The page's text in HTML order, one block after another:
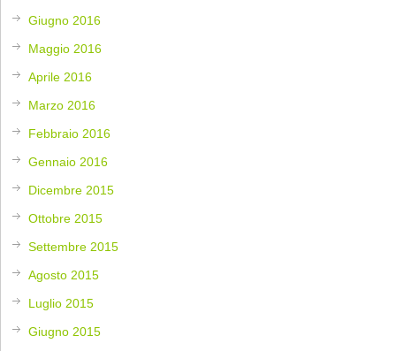
Giugno 2016
Maggio 2016
Aprile 2016
Marzo 2016
Febbraio 2016
Gennaio 2016
Dicembre 2015
Ottobre 2015
Settembre 2015
Agosto 2015
Luglio 2015
Giugno 2015